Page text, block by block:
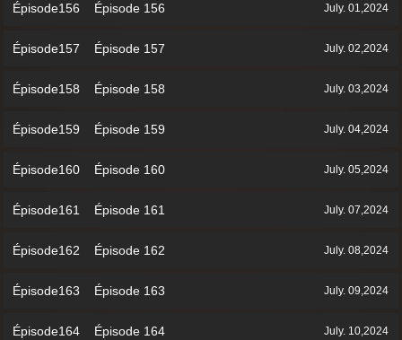
Épisode156 Épisode 156 July. 01,2024
Épisode157 Épisode 157 July. 02,2024
Épisode158 Épisode 158 July. 03,2024
Épisode159 Épisode 159 July. 04,2024
Épisode160 Épisode 160 July. 05,2024
Épisode161 Épisode 161 July. 07,2024
Épisode162 Épisode 162 July. 08,2024
Épisode163 Épisode 163 July. 09,2024
Épisode164 Épisode 164 July. 10,2024